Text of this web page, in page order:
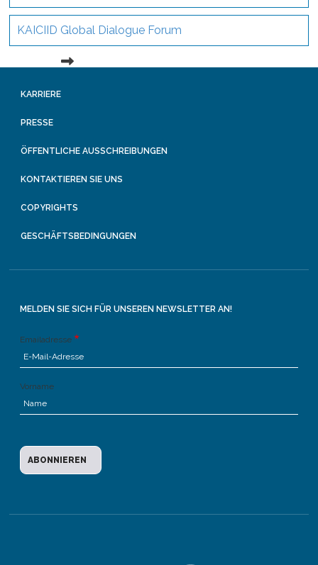
KAICIID Global Dialogue Forum
KARRIERE
PRESSE
ÖFFENTLICHE AUSSCHREIBUNGEN
KONTAKTIEREN SIE UNS
COPYRIGHTS
GESCHÄFTSBEDINGUNGEN
MELDEN SIE SICH FÜR UNSEREN NEWSLETTER AN!
Emailadresse
Vorname